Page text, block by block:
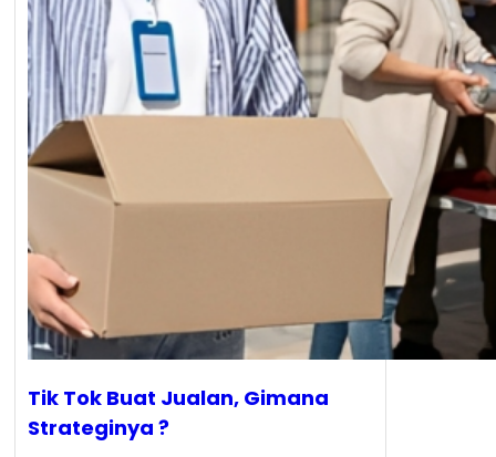
Tik Tok Buat Jualan, Gimana
Strateginya ?